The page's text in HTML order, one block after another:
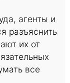
агенты и
разъяснить
их от
все